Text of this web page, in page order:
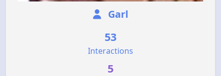
Garl
53
Interactions
5